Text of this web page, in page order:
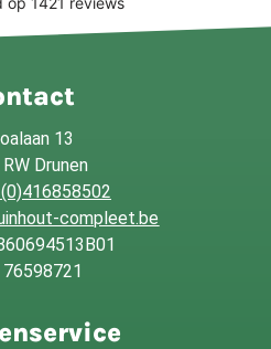
13
Drunen
compleet.be
76598721